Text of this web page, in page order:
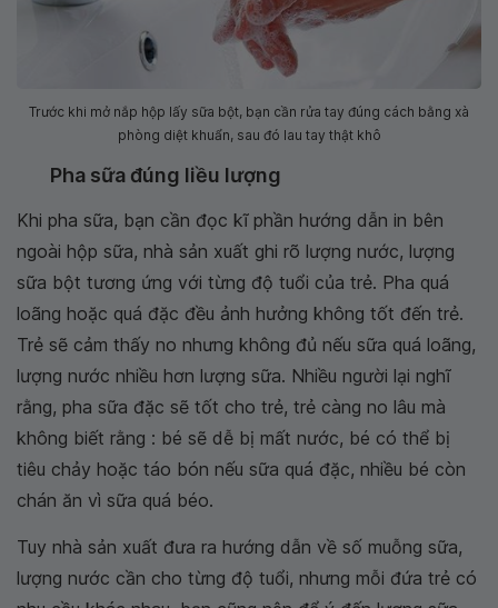
Trước khi mở nắp hộp lấy sữa bột, bạn cần rửa tay đúng cách bằng xà
phòng diệt khuẩn, sau đó lau tay thật khô
Pha sữa đúng liều lượng
Khi pha sữa, bạn cần đọc kĩ phần hướng dẫn in bên
ngoài hộp sữa, nhà sản xuất ghi rõ lượng nước, lượng
sữa bột tương ứng với từng độ tuổi của trẻ. Pha quá
loãng hoặc quá đặc đều ảnh hưởng không tốt đến trẻ.
Trẻ sẽ cảm thấy no nhưng không đủ nếu sữa quá loãng,
lượng nước nhiều hơn lượng sữa. Nhiều người lại nghĩ
rằng, pha sữa đặc sẽ tốt cho trẻ, trẻ càng no lâu mà
không biết rằng : bé sẽ dễ bị mất nước, bé có thể bị
tiêu chảy hoặc táo bón nếu sữa quá đặc, nhiều bé còn
chán ăn vì sữa quá béo.
Tuy nhà sản xuất đưa ra hướng dẫn về số muỗng sữa,
lượng nước cần cho từng độ tuổi, nhưng mỗi đứa trẻ có